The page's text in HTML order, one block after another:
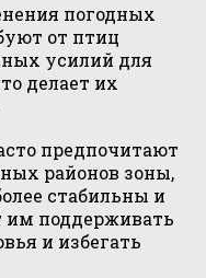
погодных
от птиц
усилий для
делает их
предпочитают
районов зоны,
стабильны и
им поддерживать
и избегать